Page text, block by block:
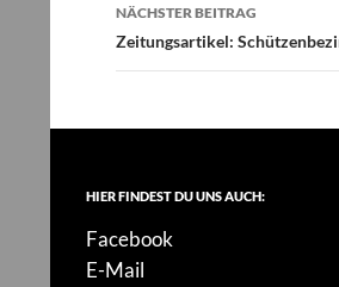
NÄCHSTER BEITRAG
Zeitungsartikel:
HIER FINDEST DU UNS AUCH:
Facebook
E-Mail